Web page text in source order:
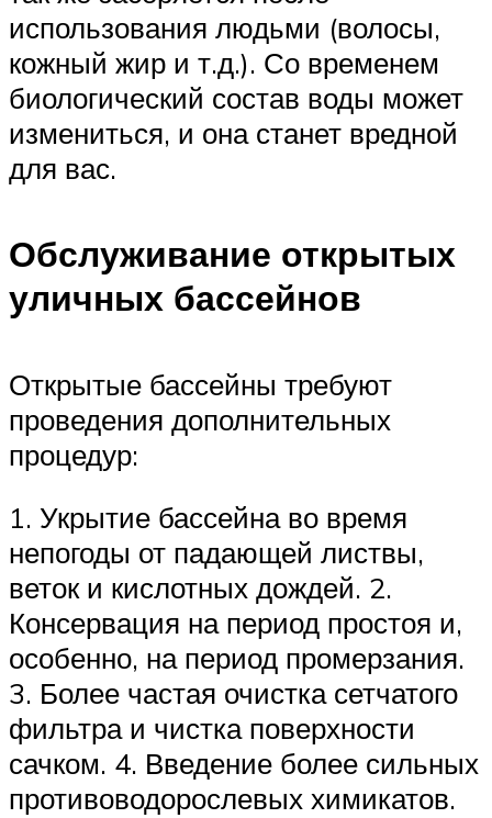
использования людьми (волосы,
кожный жир и т.д.). Со временем
биологический состав воды может
измениться, и она станет вредной
для вас.
Обслуживание открытых
уличных бассейнов
Открытые бассейны требуют
проведения дополнительных
процедур:
1. Укрытие бассейна во время
непогоды от падающей листвы,
веток и кислотных дождей. 2.
Консервация на период простоя и,
особенно, на период промерзания.
3. Более частая очистка сетчатого
фильтра и чистка поверхности
сачком. 4. Введение более сильных
противоводорослевых химикатов.